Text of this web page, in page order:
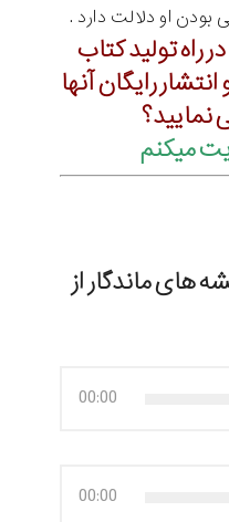
او دلالت دارد .
راه تولید کتاب
رایگان آنها
نمایید؟
میکنم
های ماندگار از
00:00
00:00